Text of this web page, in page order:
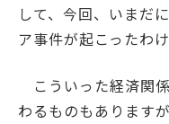
して、今回、いまだ
ア事件が起こったわけ
こういった経済関
わるものもあります